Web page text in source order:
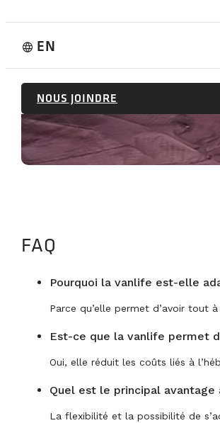
language EN
NOUS JOINDRE
FAQ
Pourquoi la vanlife est-elle
Parce qu’elle permet d’avoir tout
Est-ce que la vanlife permet
Oui, elle réduit les coûts liés à
Quel est le principal avantage
La flexibilité et la possibilité de